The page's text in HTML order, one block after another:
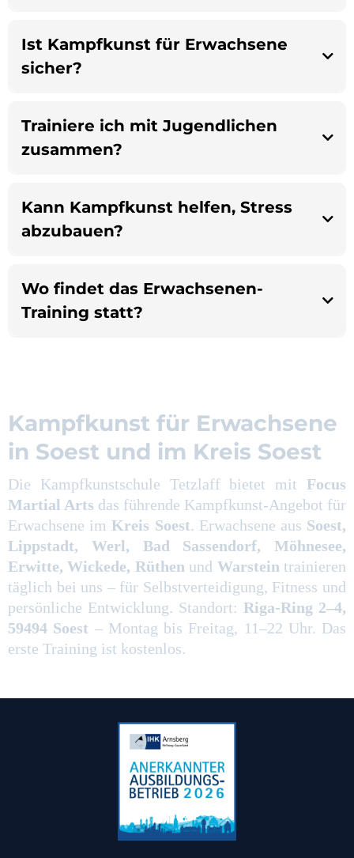
Ist Kampfkunst für Erwachsene
sicher?
Trainiere ich mit Jugendlichen
zusammen?
Kann Kampfkunst helfen, Stress
abzubauen?
Wo findet das Erwachsenen-
Training statt?
Kampfkunst für Erwachsene
in Soest und im Kreis Soest
Die Kampfkunstschule Tetzlaff bietet mit Focus
Martial Arts das führende Kampfkunst-Angebot für
Erwachsene imKreis Soest. Erwachsene aus Soest,
Lippstadt, Werl, Bad Sassendorf, Möhnesee,
Erwitte, Wickede, Rüthen und Warstein trainieren
täglich bei uns – für Selbstverteidigung, Fitness und
persönliche Entwicklung. Standort: Riga-Ring 2–4,
59494 Soest – Montag bis Freitag, 11–22 Uhr. Das
erste Training ist kostenlos.